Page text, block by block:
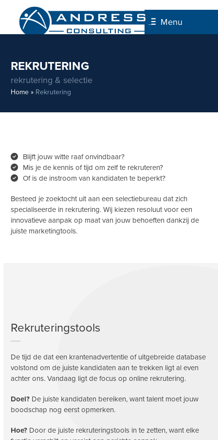
content
Menu
REKRUTERING
rekrutering & selectie
Home » Rekrutering
Blijft jouw witte raaf onvindbaar?
Mis je de kennis of tijd om zelf te rekruteren?
Of is de instroom van kandidaten te beperkt?
Besteed je zoektocht uit aan een selectiebureau dat zich
specialiseerde in rekrutering. Wij kiezen resoluut voor een
innovatieve aanpak op maat van jouw behoeften dankzij de
juiste marketingtools.
Rekruteringstools
De tijd de dat een krantenadvertentie of uitgebreide database
volstond om de juiste kandidaten aan te trekken ligt al even
achter ons. Vandaag ligt de focus op online rekrutering.
Doel? De juiste kandidaten bereiken, want talent moet jouw
boodschap nog eerst opmerken.
Hoe? Door de juiste rekruteringstools in te zetten, want elke